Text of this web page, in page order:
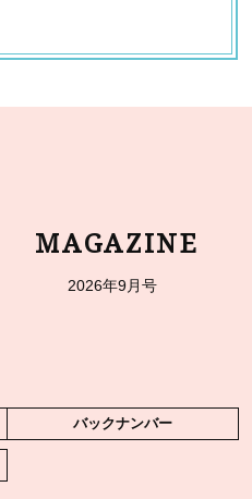
MAGAZINE
2026年9月号
バックナンバー